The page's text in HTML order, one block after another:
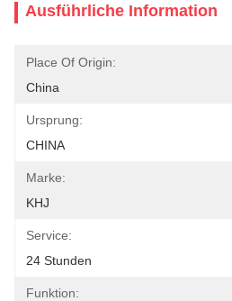
Ausführliche Information
Place Of Origin:
China
Ursprung:
CHINA
Marke:
KHJ
Service:
24 Stunden
Funktion: